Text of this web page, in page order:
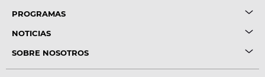
PROGRAMAS
NOTICIAS
SOBRE NOSOTROS